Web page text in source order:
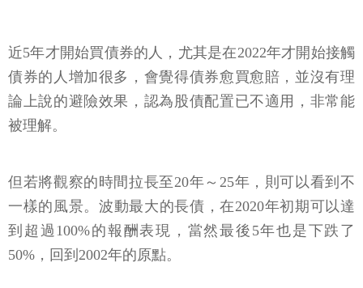
近5年才開始買債券的人，尤其是在2022年才開始接觸
債券的人增加很多，會覺得債券愈買愈賠，並沒有理
論上說的避險效果，認為股債配置已不適用，非常能
被理解。
但若將觀察的時間拉長至20年～25年，則可以看到不
一樣的風景。波動最大的長債，在2020年初期可以達
到超過100%的報酬表現，當然最後5年也是下跌了
50%，回到2002年的原點。